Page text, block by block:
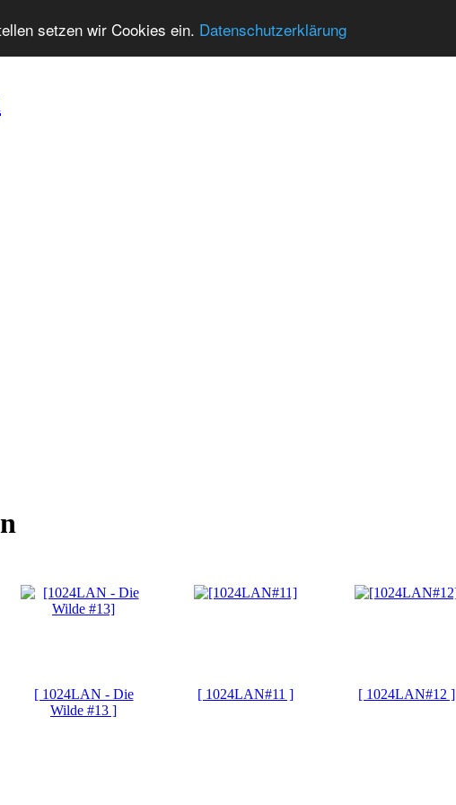
setzen wir Cookies ein. Datenschutzerklärung
[ 1024LAN - Die
Wilde #13 ]
[ 1024LAN#11 ] [ 1024LAN#12 ]